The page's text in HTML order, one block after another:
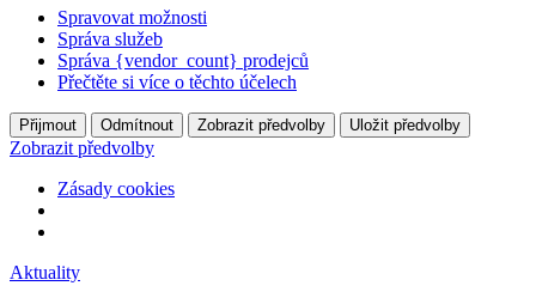
Spravovat možnosti
Správa služeb
Správa {vendor_count} prodejců
Přečtěte si více o těchto účelech
Přijmout Odmítnout Zobrazit předvolby Uložit předvolby
Zobrazit předvolby
Zásady cookies
Aktuality